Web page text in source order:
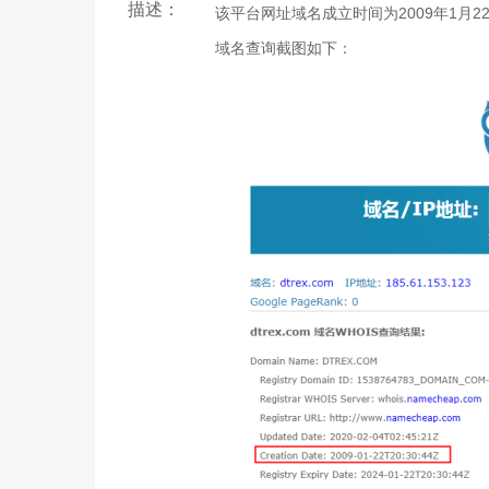
描述：
该平台网址域名成立时间为2009年1月
域名查询截图如下：